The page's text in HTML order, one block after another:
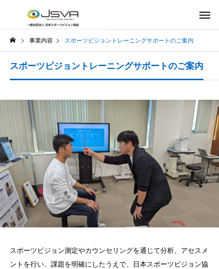
事業内容 スポーツビジョントレーニングサポートのご案内
スポーツビジョントレーニングサポートのご案内
スポーツビジョン測定やカウンセリングを通じて分析、アセスメ
ントを行い、課題を明確にしたうえで、日本スポーツビジョン協